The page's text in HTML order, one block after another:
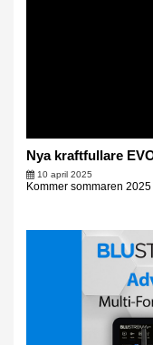
Nya kraftfullare
10 april 2025
Kommer sommaren